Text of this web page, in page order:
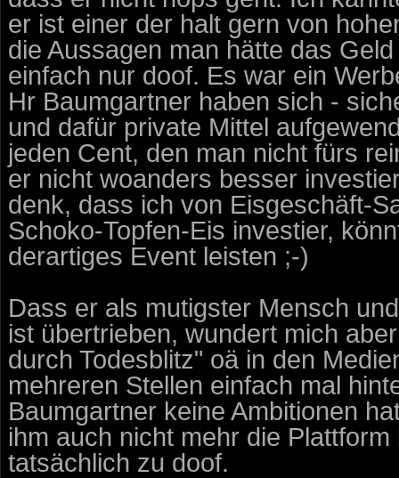
er ist einer der halt gern von
die Aussagen man hätte das
einfach nur doof. Es war ein
Hr Baumgartner haben sich -
und dafür private Mittel
jeden Cent, den man nicht fürs
er nicht woanders besser
denk, dass ich von Eisgeschäft-
Schoko-Topfen-Eis investier,
derartiges Event leisten ;-)
Dass er als mutigster Mensch
ist übertrieben, wundert mich
durch Todesblitz" oä in den
mehreren Stellen einfach mal
Baumgartner keine Ambitionen
ihm auch nicht mehr die
tatsächlich zu doof.